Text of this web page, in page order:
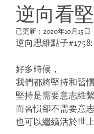
逆向看
已更新： 2020年10月15日
逆向思維點子#1758:
好多時候，
我們都將堅持和習
堅持是需要意志維
而習慣卻不需要意志
也可以繼續活於世上